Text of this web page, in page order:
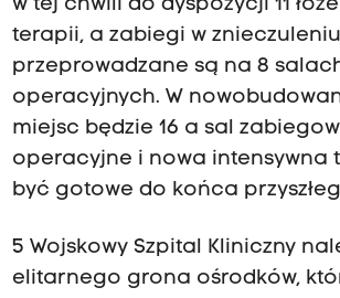
w tej chwili do dyspozycji 11
terapii, a zabiegi w znieczuleniu
przeprowadzane są na 8
operacyjnych. W
miejsc będzie 16 a sal
operacyjne i nowa intensywna
być gotowe do końca
5 Wojskowy Szpital Kliniczny
elitarnego grona ośrodków,